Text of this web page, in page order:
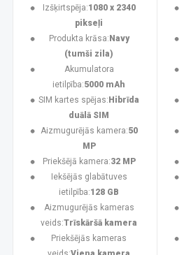
Izšķirtspēja:1080 x 2340
pikseļi
Produkta krāsa: Navy
(tumši zila)
Akumulatora
ietilpība:5000 mAh
SIM kartes spējas: Hibrīda
duālā SIM
Aizmugurējās kamera:50
MP
Priekšējā kamera:32 MP
Iekšējās glabātuves
ietilpība:128 GB
Aizmugurējās kameras
veids:Trīskāršā kamera
Priekšējās kameras